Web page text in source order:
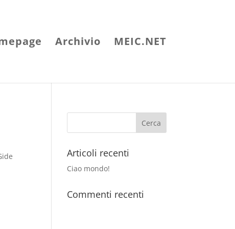
Archivio MEIC.NET
Articoli recenti
Ciao mondo!
Commenti recenti